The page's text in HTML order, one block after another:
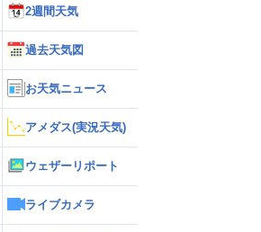
2週間天気
過去天気図
お天気ニュース
アメダス(実況天気)
ウェザーリポート
ライブカメラ